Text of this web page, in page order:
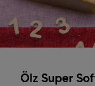
Ölz Super